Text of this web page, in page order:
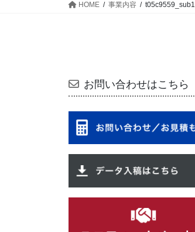
HOME 事業内容 t05c9559_sub1
お問い合わせはこちら